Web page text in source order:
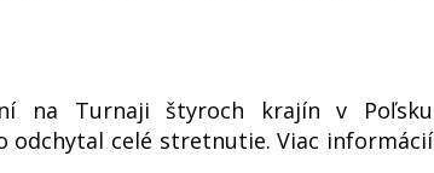
na Turnaji štyroch krajín v Poľsku
odchytal celé stretnutie. Viac informácií